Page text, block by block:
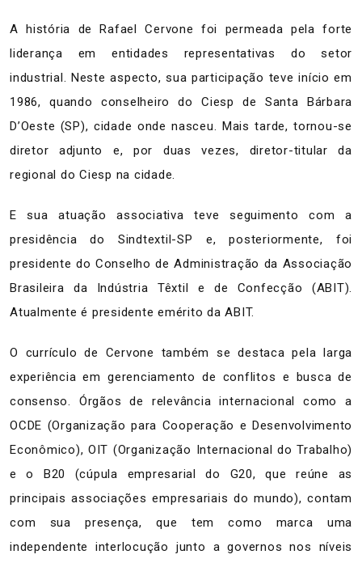
A história de Rafael Cervone foi permeada pela forte
liderança em entidades representativas do setor
industrial. Neste aspecto, sua participação teve início em
1986, quando conselheiro do Ciesp de Santa Bárbara
D’Oeste (SP), cidade onde nasceu. Mais tarde, tornou-se
diretor adjunto e, por duas vezes, diretor-titular da
regional do Ciesp na cidade.
E sua atuação associativa teve seguimento com a
presidência do Sindtextil-SP e, posteriormente, foi
presidente do Conselho de Administração da Associação
Brasileira da Indústria Têxtil e de Confecção (ABIT).
Atualmente é presidente emérito da ABIT.
O currículo de Cervone também se destaca pela larga
experiência em gerenciamento de conflitos e busca de
consenso. Órgãos de relevância internacional como a
OCDE (Organização para Cooperação e Desenvolvimento
Econômico), OIT (Organização Internacional do Trabalho)
e o B20 (cúpula empresarial do G20, que reúne as
principais associações empresariais do mundo), contam
com sua presença, que tem como marca uma
independente interlocução junto a governos nos níveis